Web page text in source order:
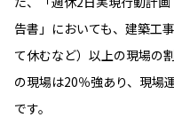
告書」においても、建築工
て休むなど）以上の現場の
の現場は20％強あり、現場
です。